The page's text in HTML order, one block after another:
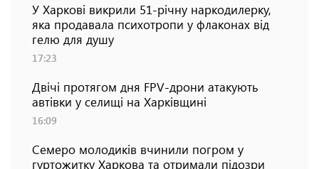
У Харкові викрили 51-річну наркодилерку,
яка продавала психотропи у флаконах від
гелю для душу
17:23
Двічі протягом дня FPV-дрони атакують
автівки у селищі на Харківщині
16:09
Семеро молодиків вчинили погром у
гуртожитку Харкова та отримали підозри